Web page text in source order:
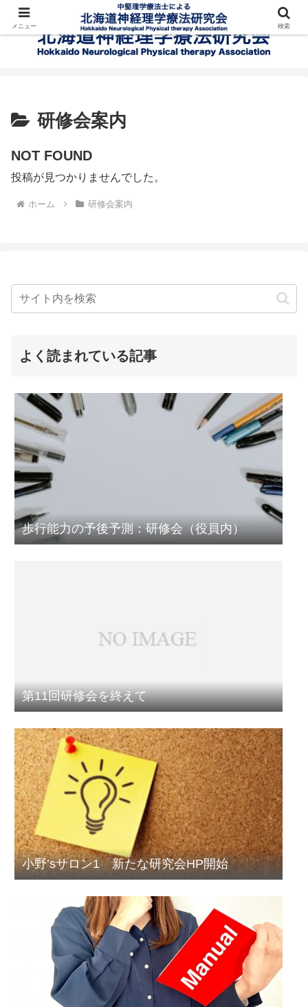
研修会案内
NOT FOUND
投稿が見つかりませんでした。
ホーム 研修会案内
よく読まれている記事
歩行能力の予後予測：研修会（役員内）
第11回研修会を終えて
小野’sサロン1 新たな研究会HP開始
メニュー 検索